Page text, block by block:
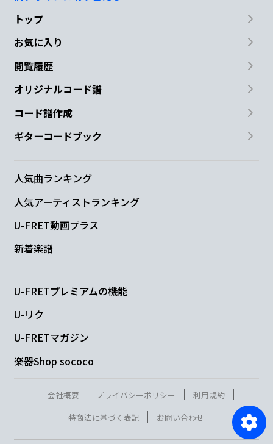
トップ
お気に入り
閲覧履歴
オリジナルコード譜
コード譜作成
ギターコードブック
人気曲ランキング
人気アーティストランキング
U-FRET動画プラス
新着楽譜
U-FRETプレミアムの機能
U-リク
U-FRETマガジン
楽器Shop sococo
会社概要 プライバシーポリシー
利用規約
特商法に基づく表記
お問い合わせ